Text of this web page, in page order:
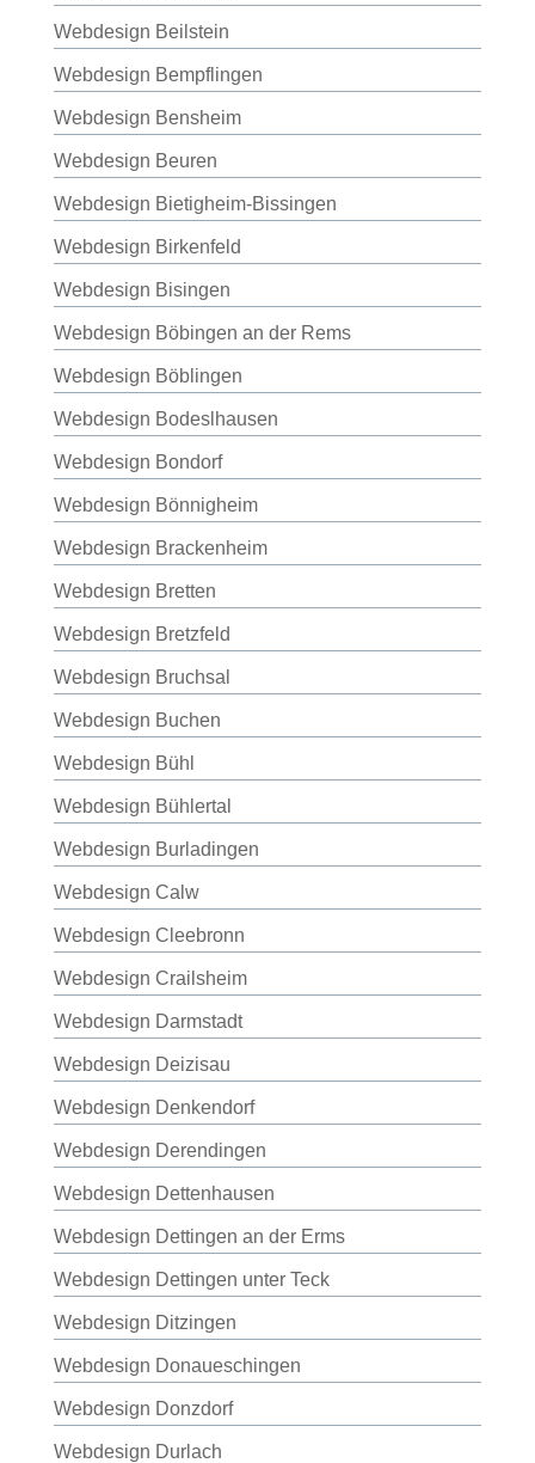
Webdesign Beilstein
Webdesign Bempflingen
Webdesign Bensheim
Webdesign Beuren
Webdesign Bietigheim-Bissingen
Webdesign Birkenfeld
Webdesign Bisingen
Webdesign Böbingen an der Rems
Webdesign Böblingen
Webdesign Bodeslhausen
Webdesign Bondorf
Webdesign Bönnigheim
Webdesign Brackenheim
Webdesign Bretten
Webdesign Bretzfeld
Webdesign Bruchsal
Webdesign Buchen
Webdesign Bühl
Webdesign Bühlertal
Webdesign Burladingen
Webdesign Calw
Webdesign Cleebronn
Webdesign Crailsheim
Webdesign Darmstadt
Webdesign Deizisau
Webdesign Denkendorf
Webdesign Derendingen
Webdesign Dettenhausen
Webdesign Dettingen an der Erms
Webdesign Dettingen unter Teck
Webdesign Ditzingen
Webdesign Donaueschingen
Webdesign Donzdorf
Webdesign Durlach